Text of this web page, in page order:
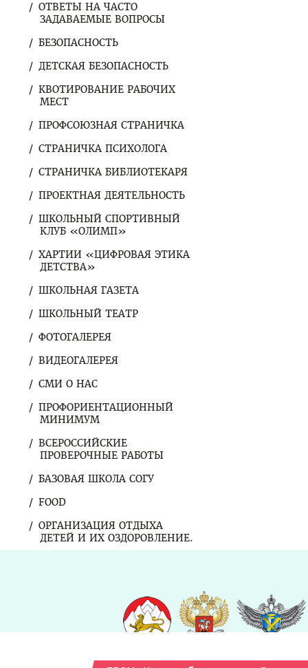
ОТВЕТЫ НА ЧАСТО
ЗАДАВАЕМЫЕ ВОПРОСЫ
БЕЗОПАСНОСТЬ
ДЕТСКАЯ БЕЗОПАСНОСТЬ
КВОТИРОВАНИЕ РАБОЧИХ
МЕСТ
ПРОФСОЮЗНАЯ СТРАНИЧКА
СТРАНИЧКА ПСИХОЛОГА
СТРАНИЧКА БИБЛИОТЕКАРЯ
ПРОЕКТНАЯ ДЕЯТЕЛЬНОСТЬ
ШКОЛЬНЫЙ СПОРТИВНЫЙ
КЛУБ «ОЛИМП»
ХАРТИИ «ЦИФРОВАЯ ЭТИКА
ДЕТСТВА»
ШКОЛЬНАЯ ГАЗЕТА
ШКОЛЬНЫЙ ТЕАТР
ФОТОГАЛЕРЕЯ
ВИДЕОГАЛЕРЕЯ
СМИ О НАС
ПРОФОРИЕНТАЦИОННЫЙ
МИНИМУМ
ВСЕРОССИЙСКИЕ
ПРОВЕРОЧНЫЕ РАБОТЫ
БАЗОВАЯ ШКОЛА СОГУ
FOOD
ОРГАНИЗАЦИЯ ОТДЫХА
ДЕТЕЙ И ИХ ОЗДОРОВЛЕНИЕ.